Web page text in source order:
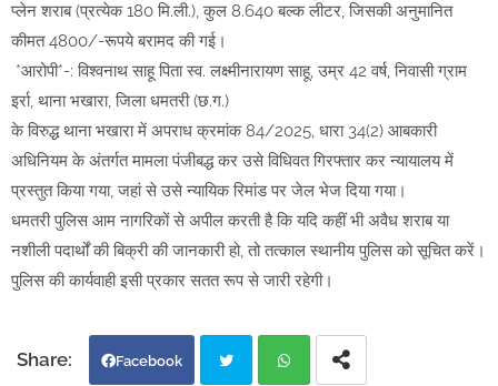
प्लेन शराब (प्रत्येक 180 मि.ली.), कुल 8.640 बल्क लीटर, जिसकी अनुमानित
कीमत 4800/-रूपये बरामद की गई।
*आरोपी*-: विश्वनाथ साहू पिता स्व. लक्ष्मीनारायण साहू, उम्र 42 वर्ष, निवासी ग्राम
इर्रा, थाना भखारा, जिला धमतरी (छ.ग.)
के विरुद्ध थाना भखारा में अपराध क्रमांक 84/2025, धारा 34(2) आबकारी
अधिनियम के अंतर्गत मामला पंजीबद्ध कर उसे विधिवत गिरफ्तार कर न्यायालय में
प्रस्तुत किया गया, जहां से उसे न्यायिक रिमांड पर जेल भेज दिया गया।
धमतरी पुलिस आम नागरिकों से अपील करती है कि यदि कहीं भी अवैध शराब या
नशीली पदार्थों की बिक्री की जानकारी हो, तो तत्काल स्थानीय पुलिस को सूचित करें।
पुलिस की कार्यवाही इसी प्रकार सतत रूप से जारी रहेगी।
Facebook